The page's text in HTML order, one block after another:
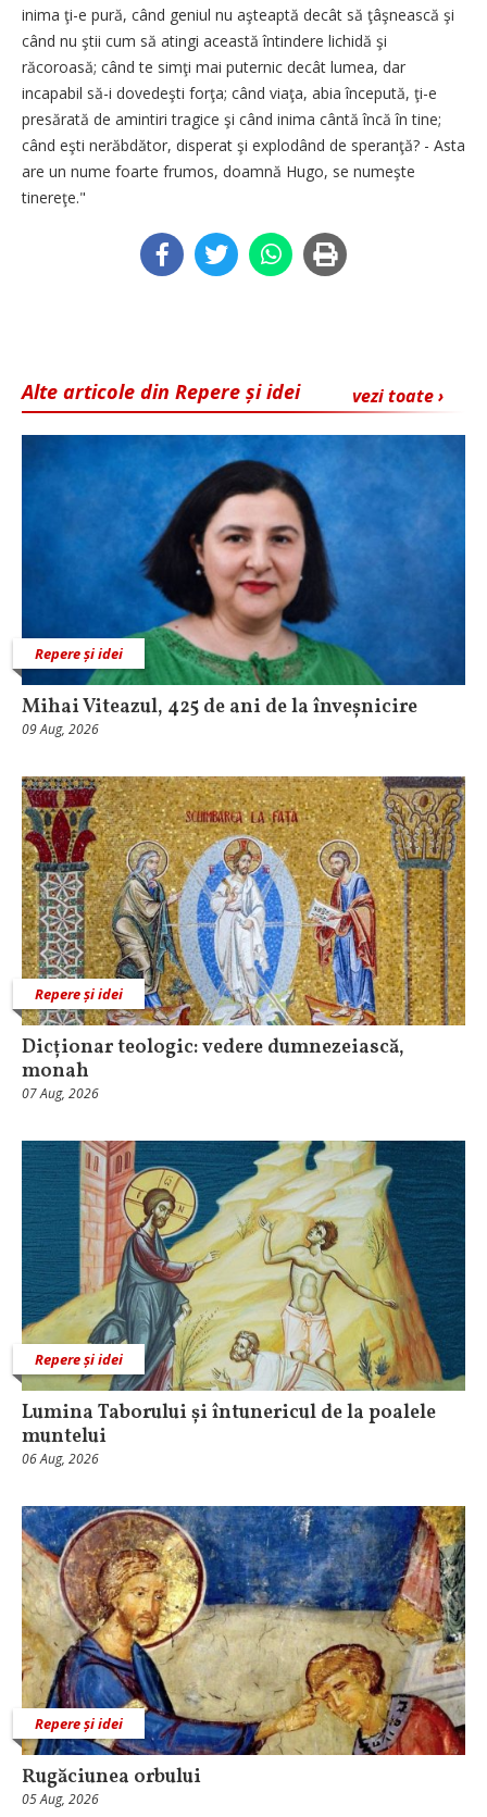
inima ţi-e pură, când geniul nu aşteaptă decât să ţâşnească şi
când nu ştii cum să atingi această întindere lichidă şi
răcoroasă; când te simţi mai puternic decât lumea, dar
incapabil să-i dovedeşti forţa; când viaţa, abia începută, ţi-e
presărată de amintiri tragice şi când inima cântă încă în tine;
când eşti nerăbdător, disperat şi explodând de speranţă? - Asta
are un nume foarte frumos, doamnă Hugo, se numeşte
tinereţe."
vezi toate ›
Alte articole din Repere și idei
Repere și idei
Mihai Viteazul, 425 de ani de la înveșnicire
09 Aug, 2026
Repere și idei
Dicționar teologic: vedere dumnezeiască,
monah
07 Aug, 2026
Repere și idei
Lumina Taborului și întunericul de la poalele
muntelui
06 Aug, 2026
Repere și idei
Rugăciunea orbului
05 Aug, 2026